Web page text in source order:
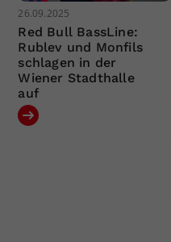
26.09.2025
Red Bull BassLine:
Rublev und Monfils
schlagen in der
Wiener Stadthalle
auf